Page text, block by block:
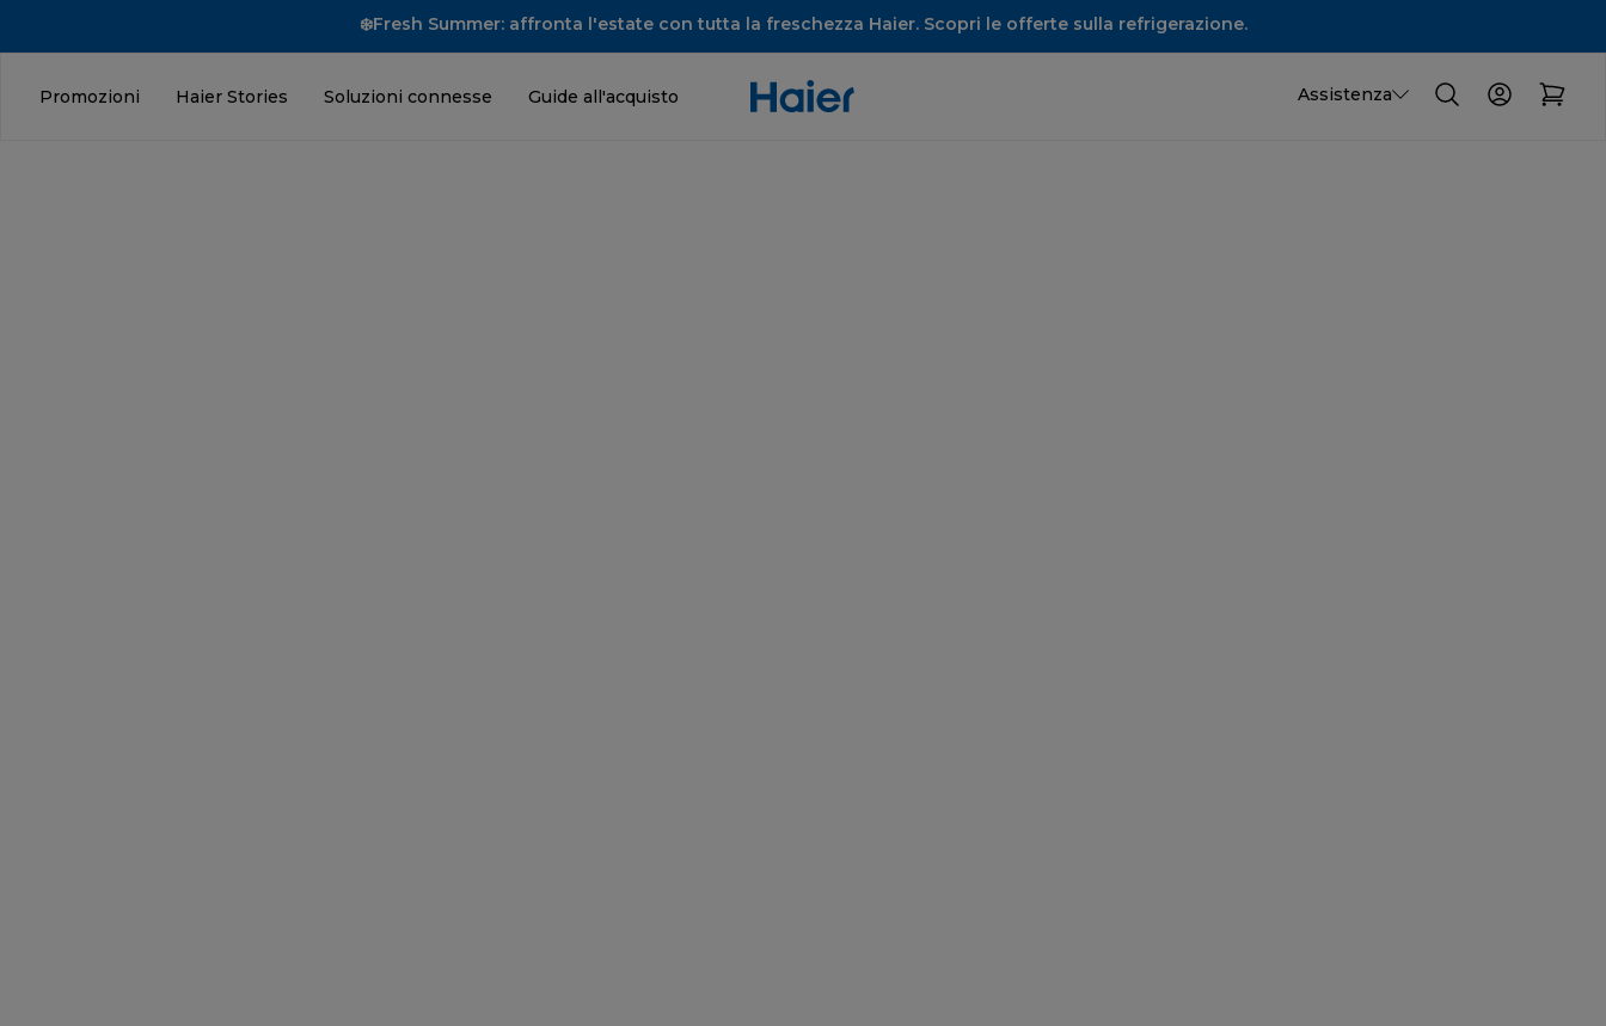
❄️Fresh Summer: affronta l'estate con tutta la freschezza Haier. Scopri le offerte sulla refrigerazione.
Promozioni Haier Stories Soluzioni connesse Guide all'acquisto Assistenza